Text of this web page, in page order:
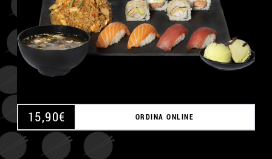
15,90€ ORDINA ONLINE